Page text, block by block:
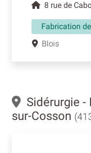
8 rue de
Fabrication
Blois
Sidérurgie -
sur-Cosson